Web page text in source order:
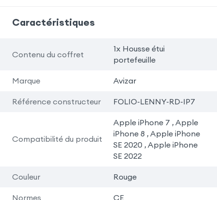
Caractéristiques
Contenu du coffret
1x Housse étui
portefeuille
Marque Avizar
Référence constructeur FOLIO-LENNY-RD-IP7
Compatibilité du produit
Apple iPhone 7 , Apple
iPhone 8 , Apple iPhone
SE 2020 , Apple iPhone
SE 2022
Couleur Rouge
Normes CE